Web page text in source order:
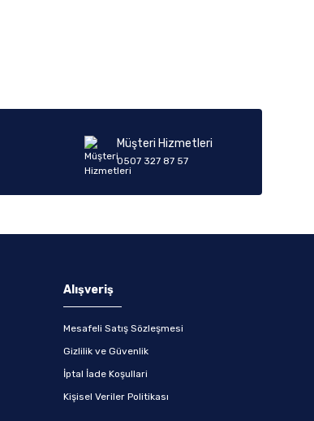
Müşteri Hizmetleri
0507 327 87 57
Alışveriş
Mesafeli Satış Sözleşmesi
Gizlilik ve Güvenlik
İptal İade Koşullari
Kişisel Veriler Politikası